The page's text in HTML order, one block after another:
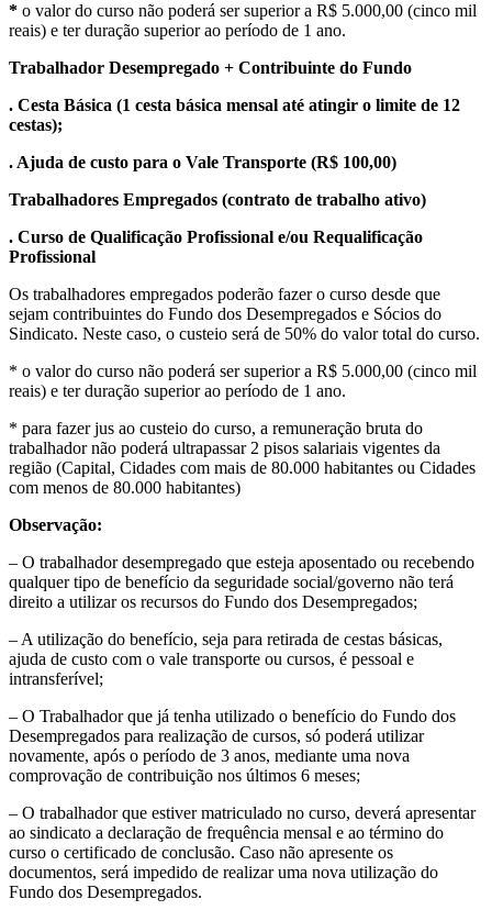
* o valor do curso não poderá ser superior a R$ 5.000,00 (cinco mil
reais) e ter duração superior ao período de 1 ano.
Trabalhador Desempregado + Contribuinte do Fundo
. Cesta Básica (1 cesta básica mensal até atingir o limite de 12
cestas);
. Ajuda de custo para o Vale Transporte (R$ 100,00)
Trabalhadores Empregados (contrato de trabalho ativo)
. Curso de Qualificação Profissional e/ou Requalificação
Profissional
Os trabalhadores empregados poderão fazer o curso desde que
sejam contribuintes do Fundo dos Desempregados e Sócios do
Sindicato. Neste caso, o custeio será de 50% do valor total do curso.
* o valor do curso não poderá ser superior a R$ 5.000,00 (cinco mil
reais) e ter duração superior ao período de 1 ano.
* para fazer jus ao custeio do curso, a remuneração bruta do
trabalhador não poderá ultrapassar 2 pisos salariais vigentes da
região (Capital, Cidades com mais de 80.000 habitantes ou Cidades
com menos de 80.000 habitantes)
Observação:
– O trabalhador desempregado que esteja aposentado ou recebendo
qualquer tipo de benefício da seguridade social/governo não terá
direito a utilizar os recursos do Fundo dos Desempregados;
– A utilização do benefício, seja para retirada de cestas básicas,
ajuda de custo com o vale transporte ou cursos, é pessoal e
intransferível;
– O Trabalhador que já tenha utilizado o benefício do Fundo dos
Desempregados para realização de cursos, só poderá utilizar
novamente, após o período de 3 anos, mediante uma nova
comprovação de contribuição nos últimos 6 meses;
– O trabalhador que estiver matriculado no curso, deverá apresentar
ao sindicato a declaração de frequência mensal e ao término do
curso o certificado de conclusão. Caso não apresente os
documentos, será impedido de realizar uma nova utilização do
Fundo dos Desempregados.